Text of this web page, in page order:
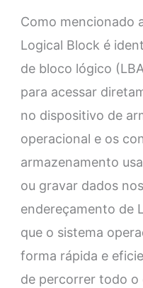
Como mencionado
Logical Block é
de bloco lógico
para acessar
no dispositivo de
operacional e os
armazenamento
ou gravar dados
endereçamento de
que o sistema
forma rápida e
de percorrer todo o